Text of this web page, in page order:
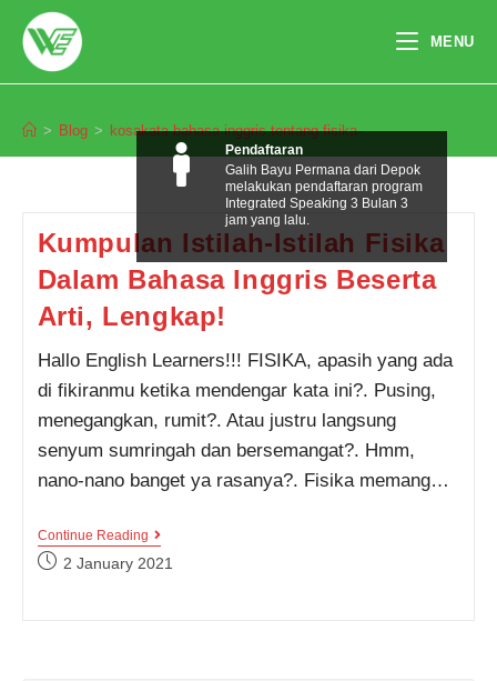
content
MENU
> Blog > kosakata bahasa inggris tentang fisika
Kumpulan Istilah-Istilah Fisika
Dalam Bahasa Inggris Beserta
Arti, Lengkap!
Hallo English Learners!!! FISIKA, apasih yang ada
di fikiranmu ketika mendengar kata ini?. Pusing,
menegangkan, rumit?. Atau justru langsung
senyum sumringah dan bersemangat?. Hmm,
nano-nano banget ya rasanya?. Fisika memang…
Continue ReadingKumpulan
Istilah
Post2 January 2021
Pendaftaran
Galih Bayu Permana dari Depok
melakukan pendaftaran program
Integrated Speaking 3 Bulan 3
jam yang lalu.